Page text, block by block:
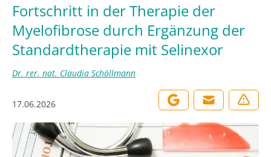
Fortschritt in der Therapie der
Myelofibrose durch Ergänzung der
Standardtherapie mit Selinexor
Dr. rer. nat. Claudia Schöllmann
17.06.2026